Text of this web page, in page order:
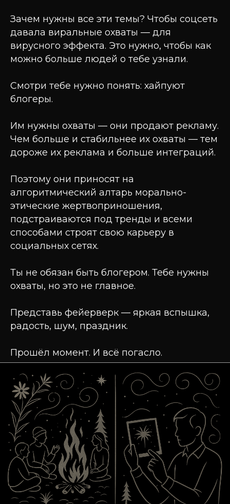
Зачем нужны все эти темы? Чтобы соцсеть
давала виральные охваты — для
вирусного эффекта. Это нужно, чтобы как
можно больше людей о тебе узнали.
Смотри тебе нужно понять: хайпуют
блогеры.
Им нужны охваты — они продают рекламу.
Чем больше и стабильнее их охваты — тем
дороже их реклама и больше интеграций.
Поэтому они приносят на
алгоритмический алтарь морально-
этические жертвоприношения,
подстраиваются под тренды и всеми
способами строят свою карьеру в
социальных сетях.
Ты не обязан быть блогером. Тебе нужны
охваты, но это не главное.
Представь фейерверк — яркая вспышка,
радость, шум, праздник.
Прошёл момент. И всё погасло.